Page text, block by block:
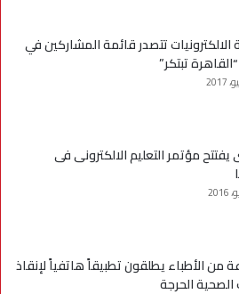
تتصدر قائمة المشاركين في
تبتكر”
يفتتح مؤتمر التعليم الالكترونى فى
من الأطباء يطلقون تطبيقاً هاتفياً لإنقاذ
الصحية الحرجة